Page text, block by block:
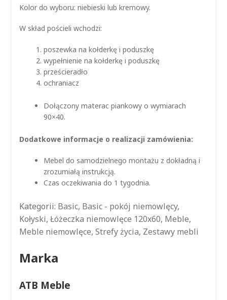
Kolor do wyboru: niebieski lub kremowy.
W skład pościeli wchodzi:
poszewka na kołderkę i poduszkę
wypełnienie na kołderkę i poduszkę
prześcieradło
ochraniacz
Dołączony materac piankowy o wymiarach
90×40.
Dodatkowe informacje o realizacji zamówienia:
Mebel do samodzielnego montażu z dokładną i
zrozumiałą instrukcją.
Czas oczekiwania do 1 tygodnia.
Kategorii: Basic, Basic - pokój niemowlęcy,
Kołyski, Łóżeczka niemowlęce 120x60, Meble,
Meble niemowlęce, Strefy życia, Zestawy mebli
Marka
ATB Meble